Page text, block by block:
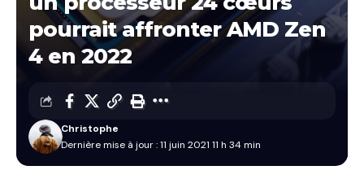
pourrait affronter AMD Zen
4 en 2022
Dernière mise à jour : 11 juin 2021 11 h 34 min
Christophe